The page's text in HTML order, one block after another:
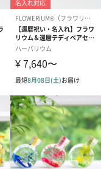
さいませ。